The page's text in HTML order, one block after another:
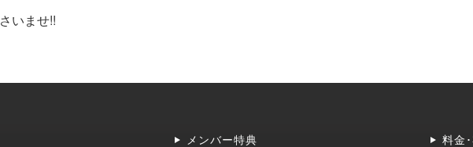
いませ!!
メンバー特典 料金